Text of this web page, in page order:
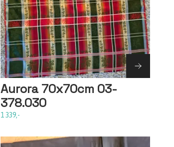
Aurora 70x70cm 03-
378.030
1 339,-